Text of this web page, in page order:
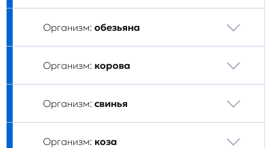
Организм: обезьяна
Организм: корова
Организм: свинья
Организм: коза